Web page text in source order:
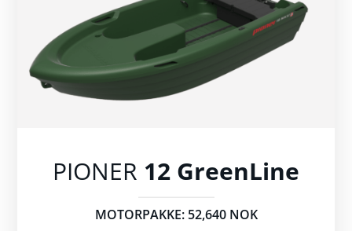
PIONER 12 GreenLine
MOTORPAKKE: 52,640 NOK